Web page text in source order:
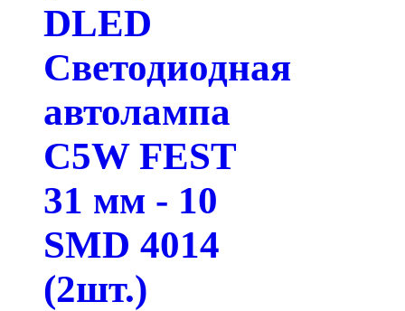
DLED
Светодиодная
автолампа
C5W FEST
31 мм - 10
SMD 4014
(2шт.)